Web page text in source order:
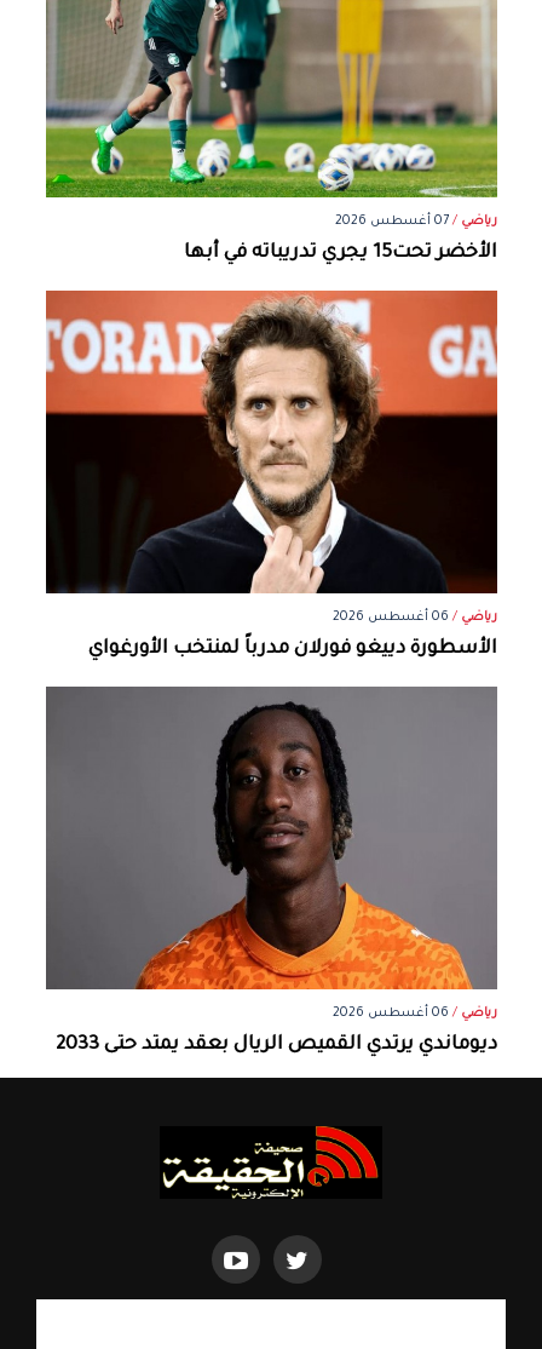
رياضي /07 أغسطس 2026
الأخضر تحت15 يجري تدريباته في أبها
رياضي / 06 أغسطس 2026
الأسطورة دييغو فورلان مدرباً لمنتخب الأورغواي
رياضي / 06 أغسطس 2026
ديوماندي يرتدي القميص الريال بعقد يمتد حتى 2033